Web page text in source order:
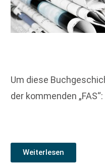
Um diese
der kommenden „FAS“:
Weiterlesen